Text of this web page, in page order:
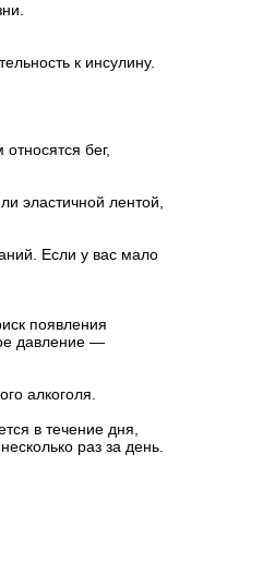
к инсулину.
бег,
эластичной лентой,
Если у вас мало
появления
давление —
алкоголя.
в течение дня,
раз за день.